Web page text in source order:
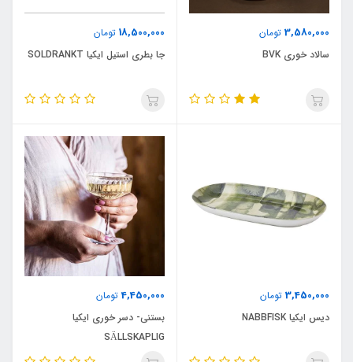
3,580,000 تومان
سالاد خوری BVK
18,500,000 تومان
جا بطری استیل ایکیا SOLDRANKT
3,450,000 تومان
دیس ایکیا NABBFISK
4,450,000تومان
بستنی- دسر خوری ایکیا
SÄLLSKAPLIG